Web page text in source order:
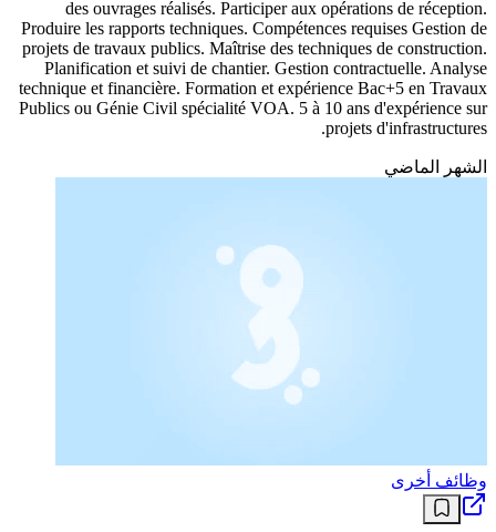
des ouvrages réalisés. Participer aux opérations de réception.
Produire les rapports techniques. Compétences requises Gestion de
projets de travaux publics. Maîtrise des techniques de construction.
Planification et suivi de chantier. Gestion contractuelle. Analyse
technique et financière. Formation et expérience Bac+5 en Travaux
Publics ou Génie Civil spécialité VOA. 5 à 10 ans d'expérience sur
projets d'infrastructures.
الشهر الماضي
وظائف أخرى